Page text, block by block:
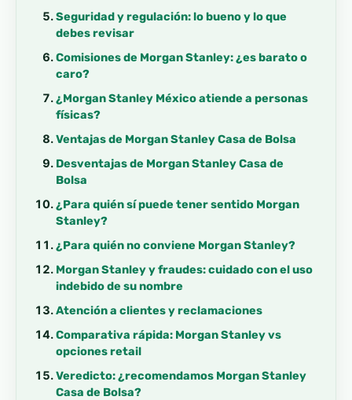
Seguridad y regulación: lo bueno y lo que
debes revisar
Comisiones de Morgan Stanley: ¿es barato o
caro?
¿Morgan Stanley México atiende a personas
físicas?
Ventajas de Morgan Stanley Casa de Bolsa
Desventajas de Morgan Stanley Casa de
Bolsa
¿Para quién sí puede tener sentido Morgan
Stanley?
¿Para quién no conviene Morgan Stanley?
Morgan Stanley y fraudes: cuidado con el uso
indebido de su nombre
Atención a clientes y reclamaciones
Comparativa rápida: Morgan Stanley vs
opciones retail
Veredicto: ¿recomendamos Morgan Stanley
Casa de Bolsa?